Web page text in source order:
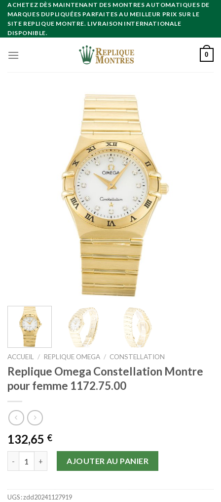
Skip
content
ACHETEZ DÈS MAINTENANT DES MONTRES AUTOMATIQUES DE
MARQUES DUPLIQUÉES PARFAITES AU MEILLEUR PRIX SUR LE
SITE REPLIQUE MONTRE. LIVRAISON INTERNATIONALE
DISPONIBLE.
0
ACCUEIL / REPLIQUE OMEGA / CONSTELLATION
Replique Omega Constellation Montre
pour femme 1172.75.00
132,65 €
AJOUTER AU PANIER
UGS :zdd20241127919